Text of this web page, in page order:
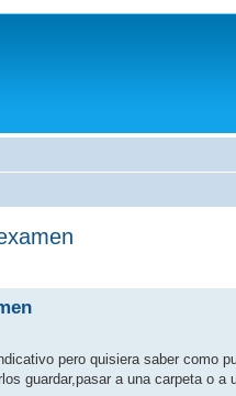
pero quisiera saber como
guardar,pasar a una carpeta o